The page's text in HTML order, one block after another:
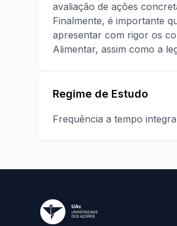
avaliação de ações
Finalmente, é importante
apresentar com rigor os
Alimentar, assim como a
Regime de Estudo
Frequência a tempo